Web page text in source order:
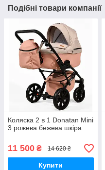
Подібні товари компанії
Коляска 2 в 1 Donatan Mini
3 рожева бежева шкіра
11 500 ₴ 14 620 ₴
Купити